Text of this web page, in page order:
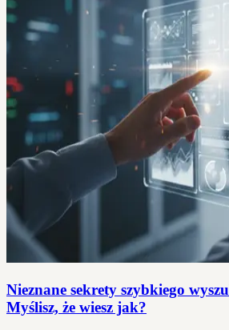
Nieznane sekrety szybkiego
Myślisz, że wiesz jak?